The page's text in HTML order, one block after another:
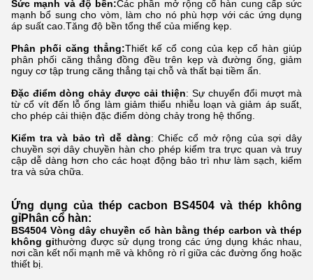
Sức mạnh và độ bền:Các phần mở rộng cổ hàn cung cấp sức
mạnh bổ sung cho vòm, làm cho nó phù hợp với các ứng dụng
áp suất cao.Tăng độ bền tổng thể của miếng kẹp.
Phân phối căng thẳng:Thiết kế cổ cong của kẹp cổ hàn giúp
phân phối căng thẳng đồng đều trên kẹp và đường ống, giảm
nguy cơ tập trung căng thẳng tại chỗ và thất bại tiềm ẩn.
Đặc điểm dòng chảy được cải thiện: Sự chuyển đổi mượt mà
từ cổ vít đến lỗ ống làm giảm thiểu nhiễu loạn và giảm áp suất,
cho phép cải thiện đặc điểm dòng chảy trong hệ thống.
Kiểm tra và bảo trì dễ dàng: Chiếc cổ mở rộng của sợi dây
chuyền sợi dây chuyền hàn cho phép kiểm tra trực quan và truy
cập dễ dàng hơn cho các hoạt động bảo trì như làm sạch, kiểm
tra và sửa chữa.
Ứng dụng của thép cacbon BS4504 và thép không
gỉPhân cổ hàn:
BS4504 Vòng dây chuyền cổ hàn bằng thép carbon và thép
không gỉthường được sử dụng trong các ứng dụng khác nhau,
nơi cần kết nối mạnh mẽ và không rò rỉ giữa các đường ống hoặc
thiết bị.